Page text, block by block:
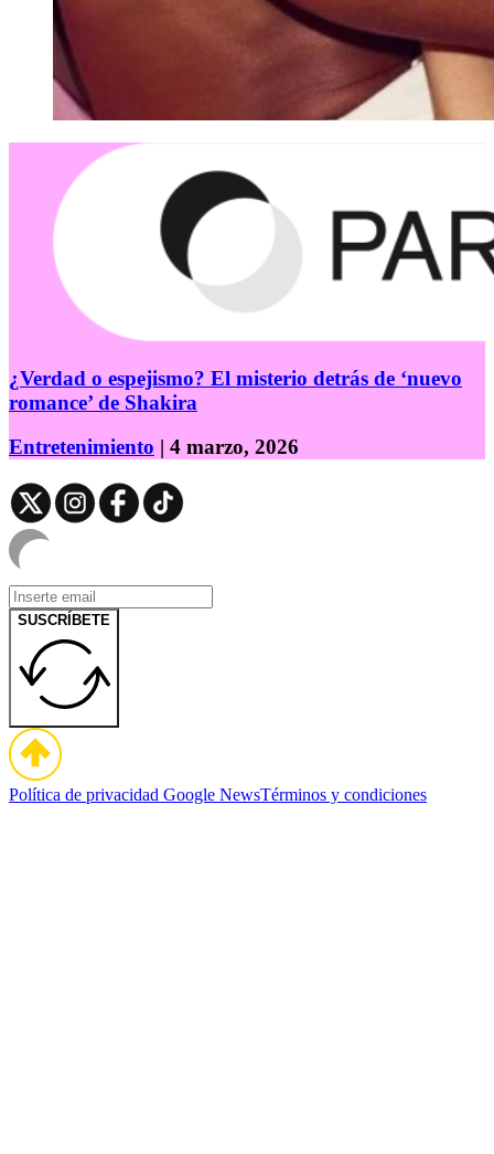
¿Verdad o espejismo? El misterio detrás de ‘nuevo
romance’ de Shakira
Entretenimiento | 4 marzo, 2026
SUSCRÍBETE
Política de privacidad Google NewsTérminos y condiciones